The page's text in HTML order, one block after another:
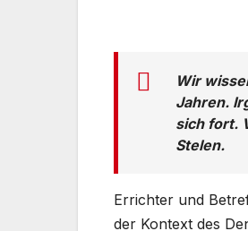
Wir
Jahren.
sich fort.
Stelen.
Errichter und
der Kontext des